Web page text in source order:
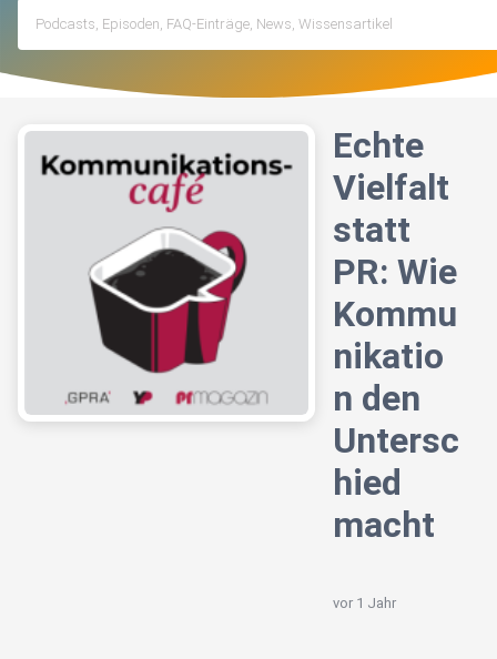
Echte
Vielfalt
statt
PR: Wie
Kommu
nikatio
n den
Untersc
hied
macht
vor 1 Jahr